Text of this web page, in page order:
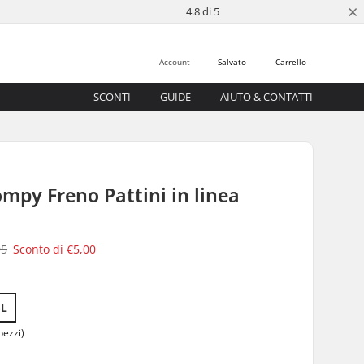
4.8 di 5 ×
Carrello
Salvato
Account
SCONTI GUIDE AIUTO & CONTATTI
Freno Pattini in linea
Sconto di€5,00